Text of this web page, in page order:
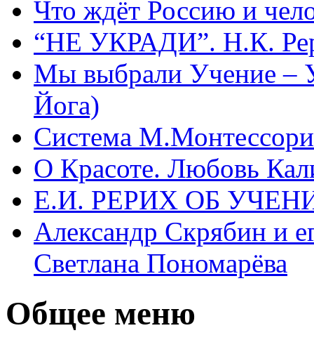
Что ждёт Россию и
“НЕ УКРАДИ”. Н.К.
Мы выбрали Учение –
Йога)
Система М.Монтессори
О Красоте. Любовь
Е.И. РЕРИХ ОБ
Александр Скрябин и
Светлана Пономарёва
Общее меню